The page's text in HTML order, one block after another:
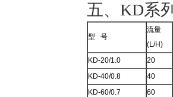
五、KD系
型 号
流量
(L/H)
KD-20/1.0
20
KD-40/0.8
40
KD-60/0.7
60